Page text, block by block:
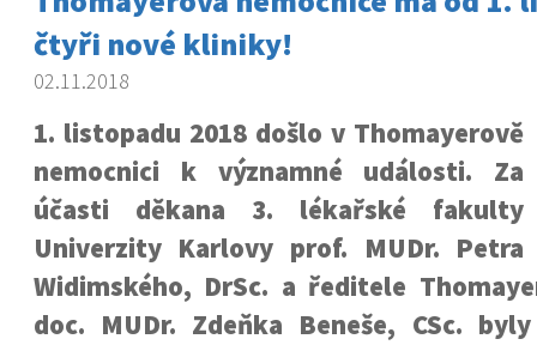
čtyři nové kliniky!
02.11.2018
1. listopadu 2018 došlo v Thomayerově
nemocnici k významné události. Za
účasti děkana 3. lékařské fakulty
Univerzity Karlovy prof. MUDr. Petra
Widimského, DrSc. a ředitele
doc. MUDr. Zdeňka Beneše, CSc.